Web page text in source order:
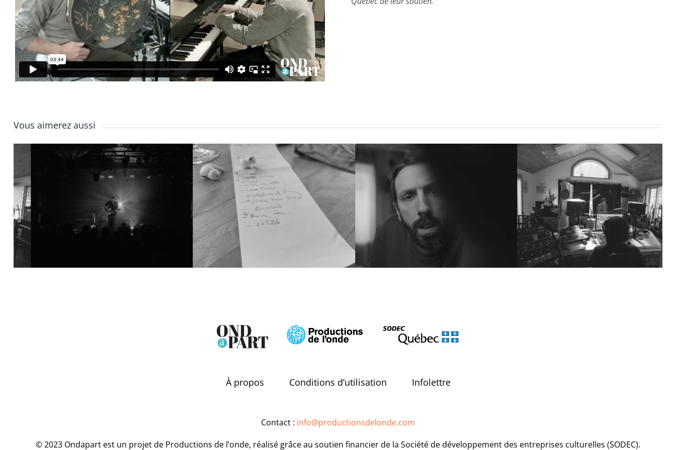
Vous aimerez aussi
Épisode 6 | Promo et
lancement
Épisode 5 | Mettre de
l’ordre
Épisode 4 | Délais et
blocages
Épisode 3 | La
batterie
À propos Conditions d’utilisation Infolettre
Contact : info@productionsdelonde.com
© 2023 Ondapart est un projet de Productions de l’onde, réalisé grâce au soutien financier de la Société de développement des entreprises culturelles (SODEC).